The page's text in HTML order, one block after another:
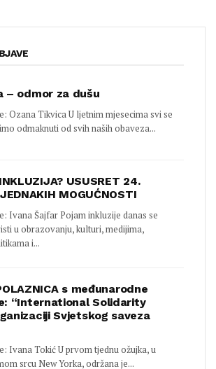
– odmor za dušu
Ozana Tikvica U ljetnim mjesecima svi se
odmaknuti od svih naših obaveza...
USUSRET 24.
MOGUĆNOSTI
Ivana Šajfar Pojam inkluzije danas se
u obrazovanju, kulturi, medijima,
i...
s međunarodne
“International Solidarity
Svjetskog saveza
Ivana Tokić U prvom tjednu ožujka, u
srcu New Yorka, održana je...